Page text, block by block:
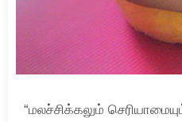
“மலச்சிக்கலும்